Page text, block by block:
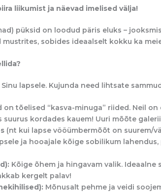
liikumist ja näevad imelised välja!
püksid on loodud päris eluks –
sobides ideaalselt kokku ka
lapsele. Kujunda need lihtsate
on tõelised “kasva-minuga” riided. Neil
suurus kordades kauem! Uuri mõõte
(nt kui lapse vööümbermõõt on suurem/
ja hooajale kõige sobilikum
Kõige õhem ja hingavam valik.
kergelt palav!
Mõnusalt pehme ja veidi